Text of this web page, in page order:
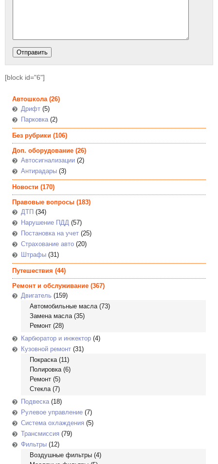
[block id="6"]
Автошкола(26)
Дрифт (5)
Парковка(2)
Без рубрики (106)
Доп. оборудование (26)
Автосигнализации (2)
Антирадары (3)
Новости (170)
Правовые вопросы (183)
ДТП (34)
Нарушение ПДД (57)
Постановка на учет (25)
Страхование авто (20)
Штрафы (31)
Путешествия (44)
Ремонт и обслуживание (367)
Двигатель (159)
Автомобильные масла(73)
Замена масла(35)
Ремонт (28)
Карбюратор и инжектор (4)
Кузовной ремонт (31)
Покраска(11)
Полировка(6)
Ремонт (5)
Стекла(7)
Подвеска(18)
Рулевое управление (7)
Система охлаждения (5)
Трансмиссия (79)
Фильтры (12)
Воздушные фильтры (4)